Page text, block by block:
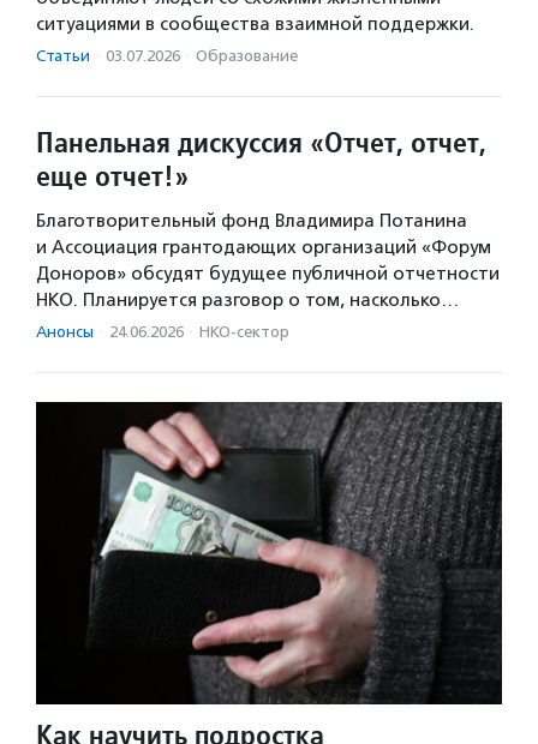
ситуациями в сообщества взаимной поддержки.
Статьи · 03.07.2026 · Образование
Панельная дискуссия «Отчет, отчет,
еще отчет!»
Благотворительный фонд Владимира Потанина
и Ассоциация грантодающих организаций «Форум
Доноров» обсудят будущее публичной отчетности
НКО. Планируется разговор о том, насколько…
Анонсы · 24.06.2026 · НКО-сектор
Как научить подростка